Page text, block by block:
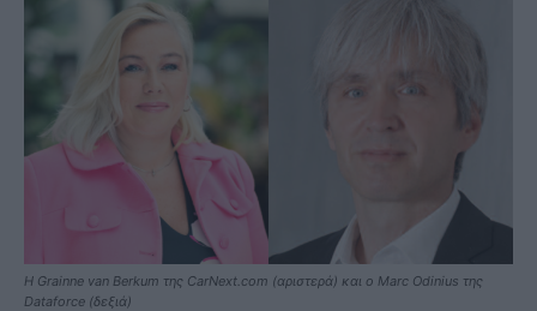
Η Grainne van Berkum της CarNext.com (αριστερά) και ο Marc Odinius της
Dataforce (δεξιά)